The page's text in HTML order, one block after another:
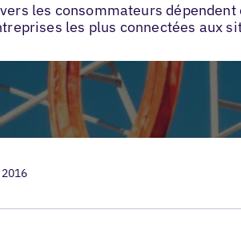
les consommateurs
les plus connectées aux